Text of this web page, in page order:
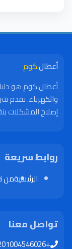
أعطال.كوم
أعطال.كوم هو
والكهرباء. نقدم
إصلاح المشكلات
روابط سريعة
الرئيسيةمن
تواصل معنا
+201004546026